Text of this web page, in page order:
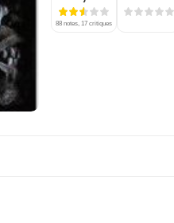
88 notes, 17 critiques